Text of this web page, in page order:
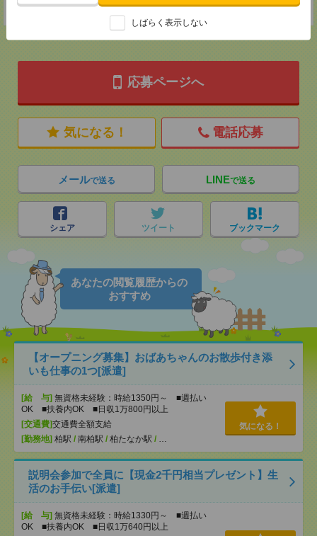
しばらく表示しない
★今ならご来社登録でQUOカード2000円分をプレゼント中★
応募ページへ
気になる！ 電話応募
メールで送る LINEで送る
シェア ツイート ブックマーク
あなたの閲覧履歴からの
おすすめ
【オープニング募集】おばあちゃんのお散歩付き添
いも仕事の1つ[派遣]
[給 与] 無資格未経験：時給1350円～ ■週払い
OK ■扶養内OK ■日収1万800円以上
[交通費]交通費全額支給
[勤務地] 柏駅 / 南柏駅 / 柏たなか駅 / …
気になる！
説明会参加で全員に【現金2千円相当プレゼント】生
活のお手伝い[派遣]
[給 与] 無資格未経験：時給1330円～ ■週払い
OK ■扶養内OK ■日収1万640円以上